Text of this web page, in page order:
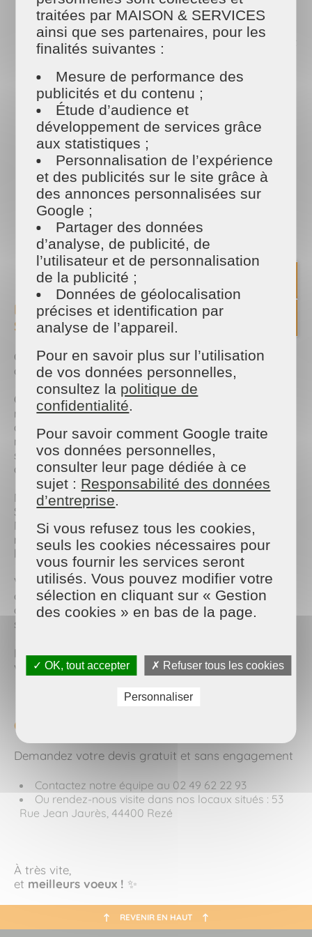
votre intérieur. Ils et elles assurent le dépoussiérage
des meubles et objets, le nettoyage des pièces de vie
et l’entretien général de votre intérieur, dans le respect
de vos habitudes.
Repassage : Lancement des lessives, tri du linge,
repassage, pliage et rangement dans les armoires :
grâce au savoir-faire de notre équipe et à de
nombreuses astuces, vos vêtements restent
impeccables.
Jardinage : Une maison bien entretenue passe
aussi par un extérieur soigné. Chez MAISON ET
SERVICES REZE, nos spécialistes assurent la tonte de
la pelouse, l’entretien du jardin, la taille des haies, des
arbustes et des arbres fruitiers, ainsi que la remise en
état de vos espaces verts.
Vitres : Fenêtres, vérandas, volets… Nous
intervenons pour le nettoyage de vos vitres, afin de
redonner clarté et luminosité à votre intérieur.
Pourquoi faire appel à MAISON ET
SERVICES REZE?
Chez MAISON ET SERVICES, nous sommes experts
des services à domicile depuis plus de 25 ans.
Que vous ayez besoin d’un service ponctuel,
notamment après les fêtes de fin d’année, ou d’un
accompagnement régulier pour trouver une
nouvelle organisation dans votre quotidien, nous
sommes là pour vous proposer la solution la plus
adaptée.
Nous nous occupons de tout : MAISON ET
SERVICES est l’employeur de votre intervenant(e).
Nous sélectionnons la personne qui correspond le
mieux à vos attentes et prenons en charge toutes
les démarches administratives.
Vous hésitez encore ? nos services ouvrent droit au
crédit d’impôt immédiat de 50 %. Vous ne payez
que 50 % de votre facture, tout en bénéficiant d’un
service professionnel et encadré.
Il ne vous reste plus qu’à profiter pleinement de
votre intérieur !
Contactez-nous !
Demandez votre devis gratuit et sans engagement
Contactez notre équipe au 02 49 62 22 93
Ou rendez-nous visite dans nos locaux situés : 53
Rue Jean Jaurès, 44400 Rezé
À très vite,
et meilleurs voeux ! ✨
REVENIR EN HAUT
traitées par MAISON & SERVICES
ainsi que ses partenaires, pour les
finalités suivantes :
Mesure de performance des
publicités et du contenu ;
Étude d’audience et
développement de services grâce
aux statistiques ;
Personnalisation de l’expérience
et des publicités sur le site grâce à
des annonces personnalisées sur
Google ;
Partager des données
d’analyse, de publicité, de
l’utilisateur et de personnalisation
de la publicité ;
Données de géolocalisation
précises et identification par
analyse de l’appareil.
Pour en savoir plus sur l’utilisation
de vos données personnelles,
consultez la politique de
confidentialité
Pour savoir comment Google traite
vos données personnelles,
consulter leur page dédiée à ce
sujet : Responsabilité des données
d’entreprise
Si vous refusez tous les cookies,
seuls les cookies nécessaires pour
vous fournir les services seront
utilisés. Vous pouvez modifier votre
sélection en cliquant sur « Gestion
des cookies » en bas de la page.
✓ OK, tout accepter ✗ Refuser tous les cookies
Personnaliser